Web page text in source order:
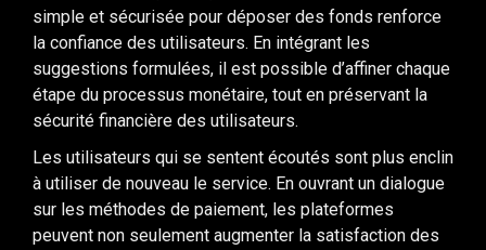
simple et sécurisée pour déposer des fonds renforce
la confiance des utilisateurs. En intégrant les
suggestions formulées, il est possible d’affiner chaque
étape du processus monétaire, tout en préservant la
sécurité financière des utilisateurs.
Les utilisateurs qui se sentent écoutés sont plus enclin
à utiliser de nouveau le service. En ouvrant un dialogue
sur les méthodes de paiement, les plateformes
peuvent non seulement augmenter la satisfaction des